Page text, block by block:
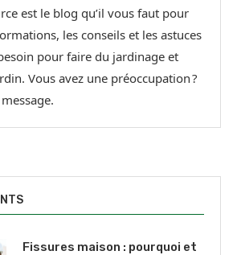
est le blog qu’il vous faut pour
les conseils et les astuces
pour faire du jardinage et
Vous avez une préoccupation ?
Fissures maison : pourquoi et